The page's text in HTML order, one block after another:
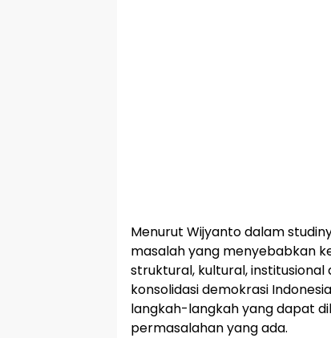
Menurut Wijyanto dalam
masalah yang menyebabkan
struktural, kultural, institusional
konsolidasi demokrasi
langkah-langkah yang dapat
permasalahan yang ada.